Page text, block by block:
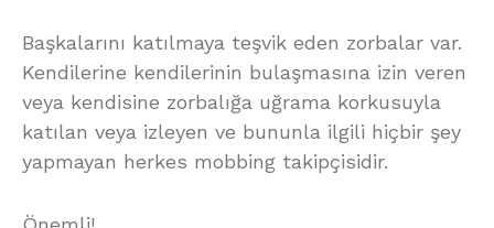
Başkalarını katılmaya teşvik eden zorbalar var.
Kendilerine kendilerinin bulaşmasına izin veren
veya kendisine zorbalığa uğrama korkusuyla
katılan veya izleyen ve bununla ilgili hiçbir şey
yapmayan herkes mobbing takipçisidir.